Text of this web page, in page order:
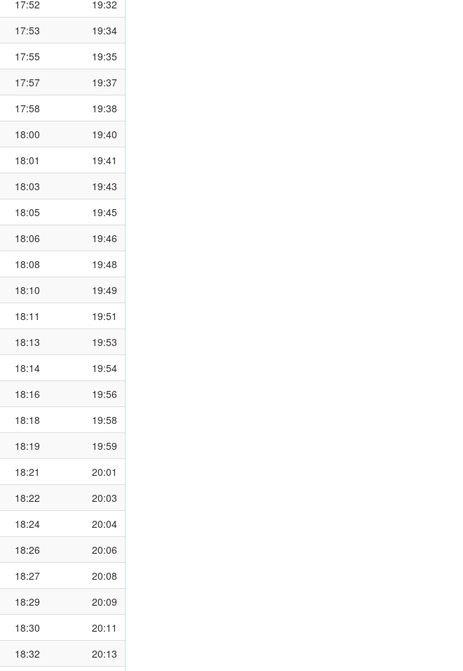
17:52
19:32
17:53
19:34
17:55
19:35
17:57
19:37
17:58
19:38
18:00
19:40
18:01
19:41
18:03
19:43
18:05
19:45
18:06
19:46
18:08
19:48
18:10
19:49
18:11
19:51
18:13
19:53
18:14
19:54
18:16
19:56
18:18
19:58
18:19
19:59
18:21
20:01
18:22
20:03
18:24
20:04
18:26
20:06
18:27
20:08
18:29
20:09
18:30
20:11
18:32
20:13